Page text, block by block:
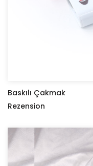
Baskılı Çakmak
Rezension